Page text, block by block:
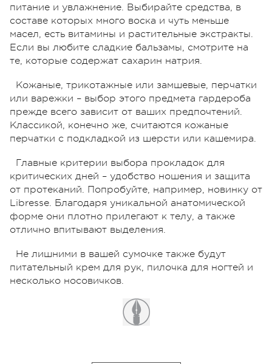
питание и увлажнение. Выбирайте средства, в
составе которых много воска и чуть меньше
масел, есть витамины и растительные экстракты.
Если вы любите сладкие бальзамы, смотрите на
те, которые содержат сахарин натрия.
Кожаные, трикотажные или замшевые, перчатки
или варежки – выбор этого предмета гардероба
прежде всего зависит от ваших предпочтений.
Классикой, конечно же, считаются кожаные
перчатки с подкладкой из шерсти или кашемира.
Главные критерии выбора прокладок для
критических дней – удобство ношения и защита
от протеканий. Попробуйте, например, новинку от
Libresse. Благодаря уникальной анатомической
форме они плотно прилегают к телу, а также
отлично впитывают выделения.
Не лишними в вашей сумочке также будут
питательный крем для рук, пилочка для ногтей и
несколько носовичков.